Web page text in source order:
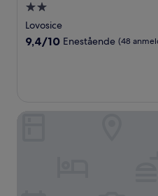
2.0-
stjernet
overnatningssted
Lovosice
9.4
anmeldelser)
9,4/10 Enestående (48